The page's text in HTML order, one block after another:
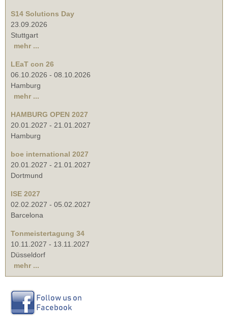
S14 Solutions Day
23.09.2026
Stuttgart
mehr ...
LEaT con 26
06.10.2026 - 08.10.2026
Hamburg
mehr ...
HAMBURG OPEN 2027
20.01.2027 - 21.01.2027
Hamburg
boe international 2027
20.01.2027 - 21.01.2027
Dortmund
ISE 2027
02.02.2027 - 05.02.2027
Barcelona
Tonmeistertagung 34
10.11.2027 - 13.11.2027
Düsseldorf
mehr ...